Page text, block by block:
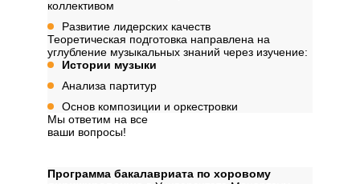
коллективом
Развитие лидерских качеств
Теоретическая подготовка направлена на
углубление музыкальных знаний через изучение:
Истории музыки
Анализа партитур
Основ композиции и оркестровки
Мы ответим на все
ваши вопросы!
Программа бакалавриата по хоровому